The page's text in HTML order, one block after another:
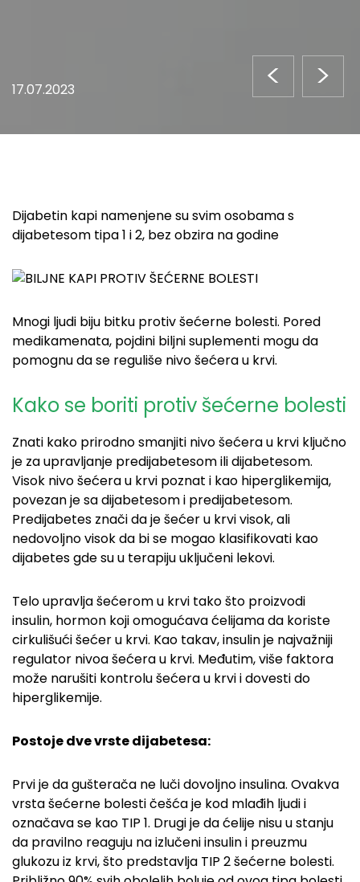
17.07.2023 < >
Dijabetin kapi namenjene su svim osobama s
dijabetesom tipa 1 i 2, bez obzira na godine
Mnogi ljudi biju bitku protiv šećerne bolesti. Pored
medikamenata, pojdini biljni suplementi mogu da
pomognu da se reguliše nivo šećera u krvi.
Kako se boriti protiv šećerne bolesti
Znati kako prirodno smanjiti nivo šećera u krvi ključno
je za upravljanje predijabetesom ili dijabetesom.
Visok nivo šećera u krvi poznat i kao hiperglikemija,
povezan je sa dijabetesom i predijabetesom.
Predijabetes znači da je šećer u krvi visok, ali
nedovoljno visok da bi se mogao klasifikovati kao
dijabetes gde su u terapiju uključeni lekovi.
Telo upravlja šećerom u krvi tako što proizvodi
insulin, hormon koji omogućava ćelijama da koriste
cirkulišući šećer u krvi. Kao takav, insulin je najvažniji
regulator nivoa šećera u krvi. Međutim, više faktora
može narušiti kontrolu šećera u krvi i dovesti do
hiperglikemije.
Postoje dve vrste dijabetesa:
Prvi je da gušterača ne luči dovoljno insulina. Ovakva
vrsta šećerne bolesti češća je kod mlađih ljudi i
označava se kao TIP 1. Drugi je da ćelije nisu u stanju
da pravilno reaguju na izlučeni insulin i preuzmu
glukozu iz krvi, što predstavlja TIP 2 šećerne bolesti.